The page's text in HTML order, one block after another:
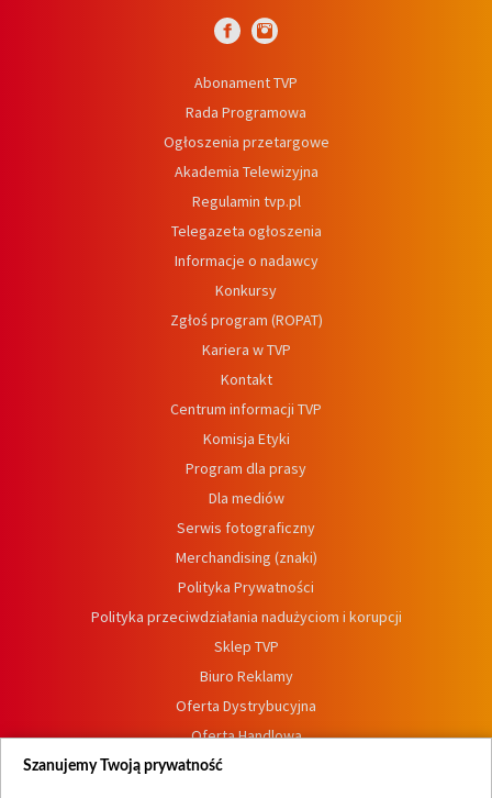
Abonament TVP
Rada Programowa
Ogłoszenia przetargowe
Akademia Telewizyjna
Regulamin tvp.pl
Telegazeta ogłoszenia
Informacje o nadawcy
Konkursy
Zgłoś program (ROPAT)
Kariera w TVP
Kontakt
Centrum informacji TVP
Komisja Etyki
Program dla prasy
Dla mediów
Serwis fotograficzny
Merchandising (znaki)
Polityka Prywatności
Polityka przeciwdziałania nadużyciom i korupcji
Sklep TVP
Biuro Reklamy
Oferta Dystrybucyjna
Oferta Handlowa
Dostępność
Szanujemy Twoją prywatność